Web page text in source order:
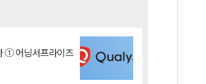
① 어닝서프라이즈